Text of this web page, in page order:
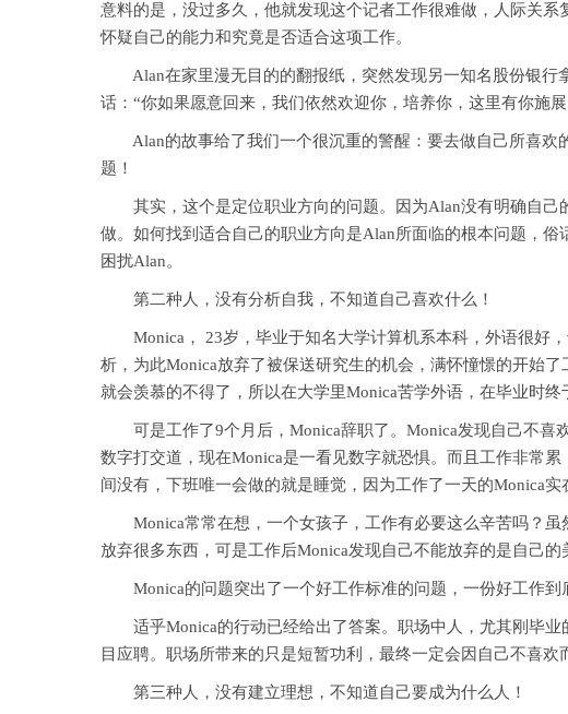
意料的是，没过多久，他就发现这个记者工作很难做，人际关
怀疑自己的能力和究竟是否适合这项工作。
Alan在家里漫无目的的翻报纸，突然发现另一知名股份银行
话：“你如果愿意回来，我们依然欢迎你，培养你，这里有你施
Alan的故事给了我们一个很沉重的警醒：要去做自己所喜欢
题！
其实，这个是定位职业方向的问题。因为Alan没有明确自己
做。如何找到适合自己的职业方向是Alan所面临的根本问题，
困扰Alan。
第二种人，没有分析自我，不知道自己喜欢什么！
Monica， 23岁，毕业于知名大学计算机系本科，外语很好，
析，为此Monica放弃了被保送研究生的机会，满怀憧憬的开始
就会羡慕的不得了，所以在大学里Monica苦学外语，在毕业时终
可是工作了9个月后，Monica辞职了。Monica发现自己不喜
数字打交道，现在Monica是一看见数字就恐惧。而且工作非常
间没有，下班唯一会做的就是睡觉，因为工作了一天的Monica
Monica常常在想，一个女孩子，工作有必要这么辛苦吗？虽
放弃很多东西，可是工作后Monica发现自己不能放弃的是自己的
Monica的问题突出了一个好工作标准的问题，一份好工作到
适乎Monica的行动已经给出了答案。职场中人，尤其刚毕业
目应聘。职场所带来的只是短暂功利，最终一定会因自己不喜
第三种人，没有建立理想，不知道自己要成为什么人！